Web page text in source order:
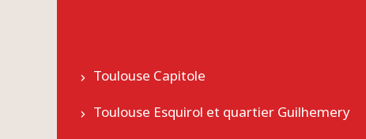
Toulouse Capitole
Toulouse Esquirol et quartier Guilhemery